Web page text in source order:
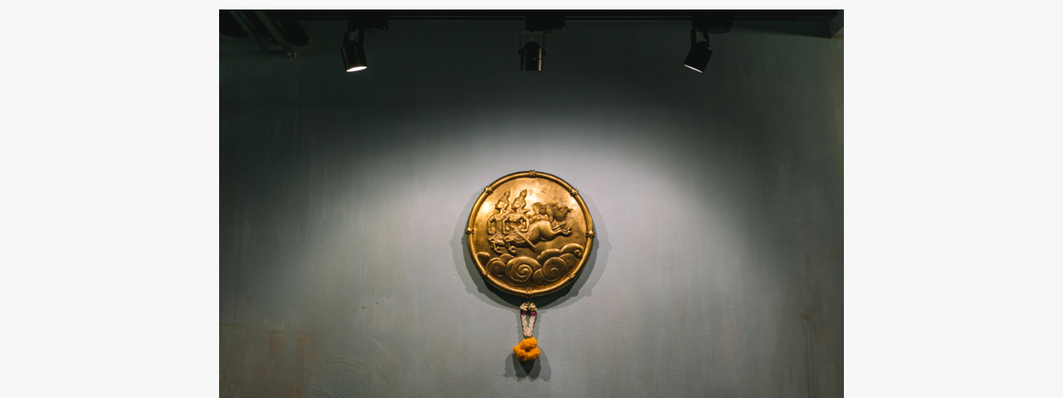
TWEET LINE